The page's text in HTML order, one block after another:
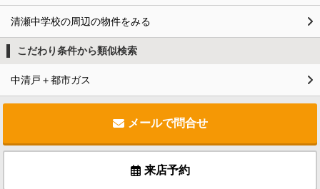
清瀬中学校の周辺の物件をみる
こだわり条件から類似検索
中清戸＋都市ガス
メールで問合せ
来店予約